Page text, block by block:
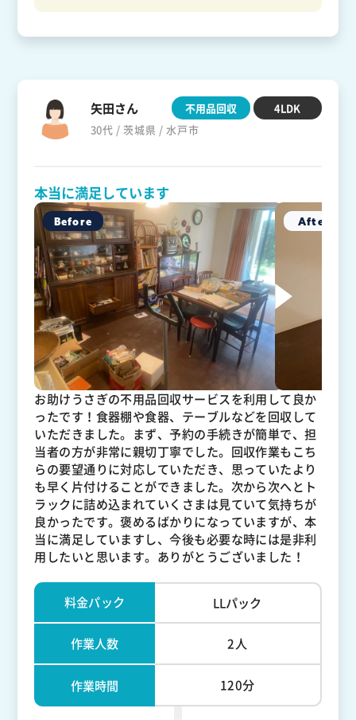
矢田さん
30代 / 茨城県 / 水戸市
不用品回収 4LDK
本当に満足しています
お助けうさぎの不用品回収サービスを利用して良か
ったです！食器棚や食器、テーブルなどを回収して
いただきました。まず、予約の手続きが簡単で、担
当者の方が非常に親切丁寧でした。回収作業もこち
らの要望通りに対応していただき、思っていたより
も早く片付けることができました。次から次へとト
ラックに詰め込まれていくさまは見ていて気持ちが
良かったです。褒めるばかりになっていますが、本
当に満足していますし、今後も必要な時には是非利
用したいと思います。ありがとうございました！
料金パック LLパック
作業人数 2人
作業時間 120分